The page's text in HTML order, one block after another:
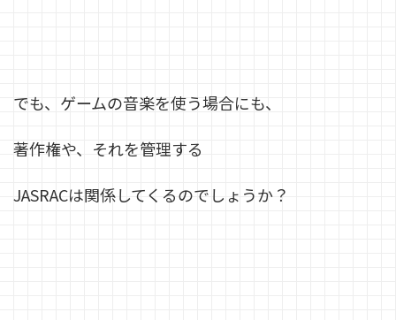
でも、ゲームの音楽を使う場合にも、
著作権や、それを管理する
JASRACは関係してくるのでしょうか？